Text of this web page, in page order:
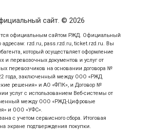
сайт. © 2026
официальным сайтом РЖД. Официальный
адресам: rzd.ru, pass.rzd.ru, ticket.rzd.ru. Вы
который осуществляет оформление
и перевозочных документов и услуг от
перевозчиков на основании договора №
года, заключенный между ООО «РЖД
решения» и АО «ФПК», и Договор №
услуг с использованием Веб-системы от
между ООО «РЖД-Цифровые
и ООО «УФС».
с учетом сервисного сбора. Итоговая
экране подтверждения покупки.